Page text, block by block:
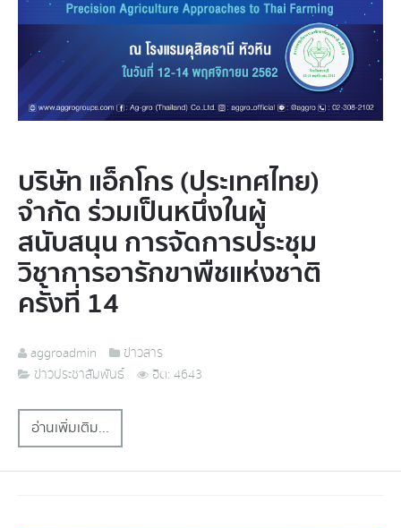
บริษัท แอ็กโกร (ประเทศไทย)
จำกัด ร่วมเป็นหนึ่งในผู้
สนับสนุน การจัดการประชุม
วิชาการอารักขาพืชแห่งชาติ
ครั้งที่ 14
aggroadmin
ข่าวสาร
ข่าวประชาสัมพันธ์
ฮิต: 4643
อ่านเพิ่มเติม...